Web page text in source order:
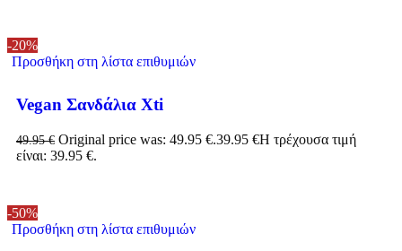
-20%
Προσθήκη στη λίστα επιθυμιών
Vegan Σανδάλια Xti
49.95€ Original price was: 49.95 €.39.95 €Η τρέχουσα τιμή
είναι: 39.95 €.
-50%
Προσθήκη στη λίστα επιθυμιών